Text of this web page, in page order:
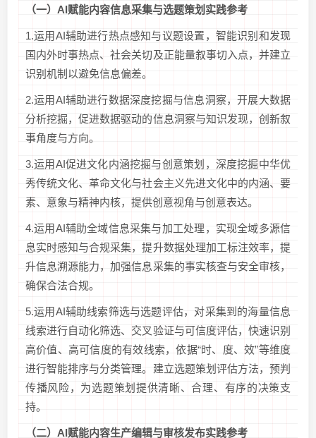
（一） AI赋能内容信息采集与选题策划实践参考
1.运用AI辅助进行热点感知与议题设置，智能识别和发现
国内外时事热点、社会关切及正能量叙事切入点，并建立
识别机制以避免信息偏差。
2.运用AI辅助进行数据深度挖掘与信息洞察，开展大数据
分析挖掘，促进数据驱动的信息洞察与知识发现，创新叙
事角度与方向。
3.运用AI促进文化内涵挖掘与创意策划，深度挖掘中华优
秀传统文化、革命文化与社会主义先进文化中的内涵、要
素、意象与精神内核，提供创意视角与创意表达。
4.运用AI辅助全域信息采集与加工处理，实现全域多源信
息实时感知与合规采集，提升数据处理加工标注效率，提
升信息溯源能力，加强信息采集的事实核查与安全审核，
确保合法合规。
5.运用AI辅助线索筛选与选题评估，对采集到的海量信息
线索进行自动化筛选、交叉验证与可信度评估，快速识别
高价值、高可信度的有效线索，依据“时、度、效”等维度
进行智能排序与分类管理。建立选题策划评估方法，预判
传播风险，为选题策划提供清晰、合理、有序的决策支
持。
（二） AI赋能内容生产编辑与审核发布实践参考